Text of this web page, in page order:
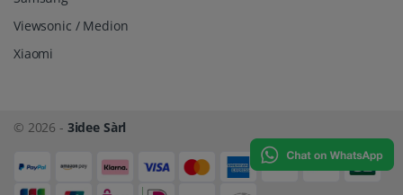
Viewsonic / Medion
Xiaomi
© 2026 - 3idee Sàrl